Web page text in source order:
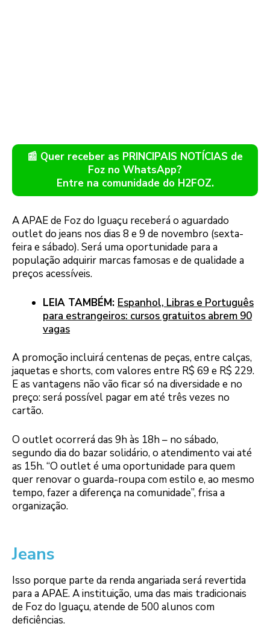
📰 Quer receber as PRINCIPAIS NOTÍCIAS de
Foz no WhatsApp?
Entre na comunidade do H2FOZ.
A APAE de Foz do Iguaçu receberá o aguardado
outlet do jeans nos dias 8 e 9 de novembro (sexta-
feira e sábado). Será uma oportunidade para a
população adquirir marcas famosas e de qualidade a
preços acessíveis.
LEIA TAMBÉM: Espanhol, Libras e Português
para estrangeiros: cursos gratuitos abrem 90
vagas
A promoção incluirá centenas de peças, entre calças,
jaquetas e shorts, com valores entre R$ 69 e R$ 229.
E as vantagens não vão ficar só na diversidade e no
preço: será possível pagar em até três vezes no
cartão.
O outlet ocorrerá das 9h às 18h – no sábado,
segundo dia do bazar solidário, o atendimento vai até
as 15h. “O outlet é uma oportunidade para quem
quer renovar o guarda-roupa com estilo e, ao mesmo
tempo, fazer a diferença na comunidade”, frisa a
organização.
Jeans
Isso porque parte da renda angariada será revertida
para a APAE. A instituição, uma das mais tradicionais
de Foz do Iguaçu, atende de 500 alunos com
deficiências.